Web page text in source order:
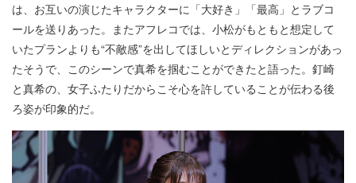
は、お互いの演じたキャラクターに「大好き」「最高」とラブコ
ールを送りあった。またアフレコでは、小松がもともと想定して
いたプランよりも“不敵感”を出してほしいとディレクションがあっ
たそうで、このシーンで真希を掴むことができたと語った。釘崎
と真希の、女子ふたりだからこそ心を許していることが伝わる後
ろ姿が印象的だ。